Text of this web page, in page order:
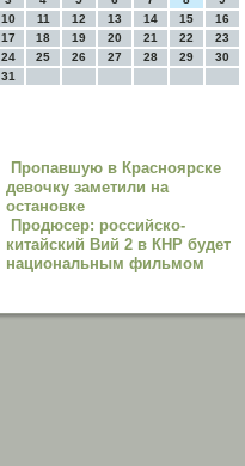
10
11 12 13 14 15
16
17
18 19 20 21 22
23
24
25 26 27 28 29
30
31
Пропавшую в Красноярске
девочку заметили на
остановке
Продюсер: российско-
китайский Вий 2 в КНР будет
национальным фильмом